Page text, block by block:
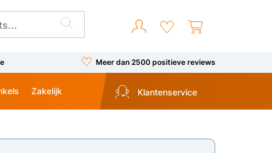
Meer dan 2500 positieve reviews
Zakelijk Klantenservice